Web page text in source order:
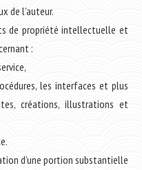
de l’auteur.
de propriété intellectuelle et
:
les interfaces et plus
créations, illustrations et
d’une portion substantielle